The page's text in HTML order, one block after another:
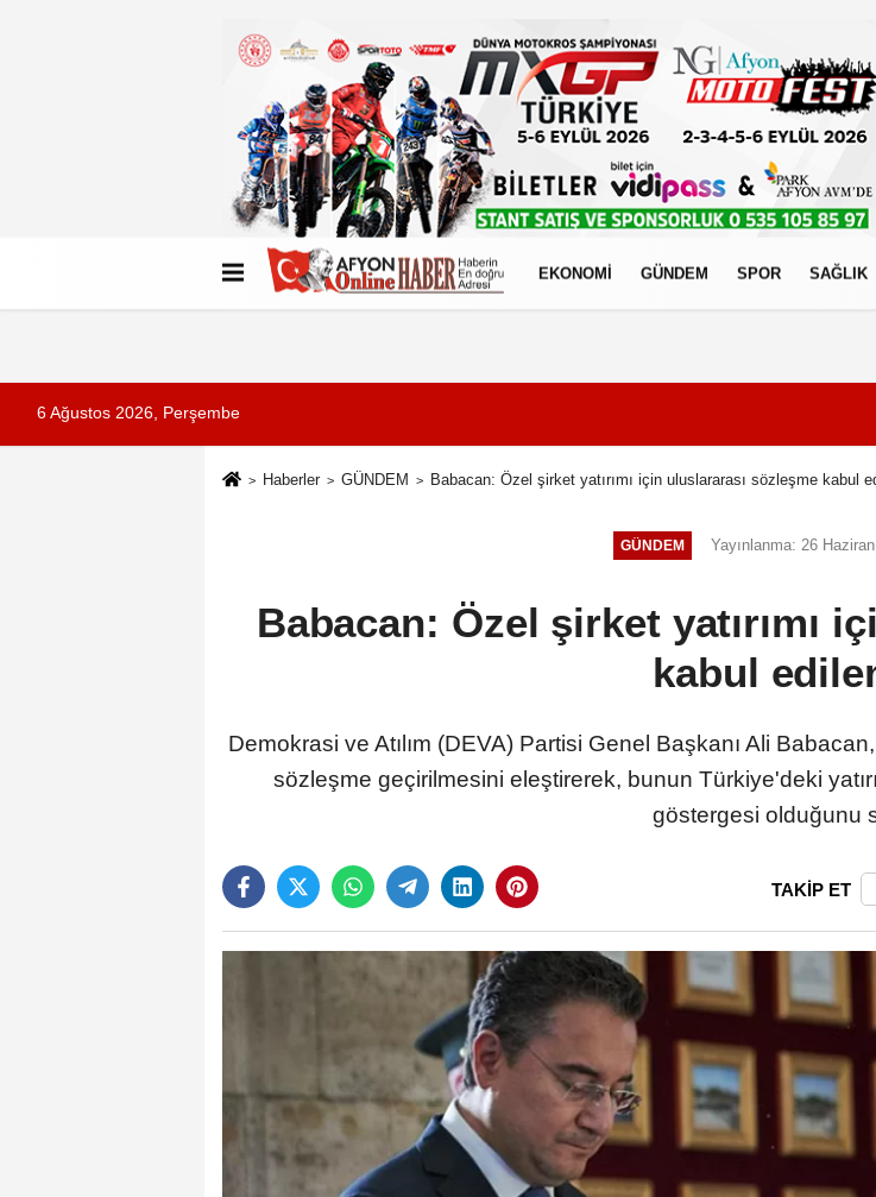
Künye İletişim Çerez Politikası
EKONOMİ GÜNDEM SPOR SAĞLIK
6 Ağustos 2026, Perşembe
Haberler GÜNDEM Babacan: Özel şirket yatırımı için uluslararası sözleşme kabul
GÜNDEM Yayınlanma: 26
Babacan: Özel şirket yatırımı
kabul
Demokrasi ve Atılım (DEVA) Partisi Genel Başkanı Ali
sözleşme geçirilmesini eleştirerek, bunun Türkiye'deki
göstergesi olduğunu
TAKİP ET